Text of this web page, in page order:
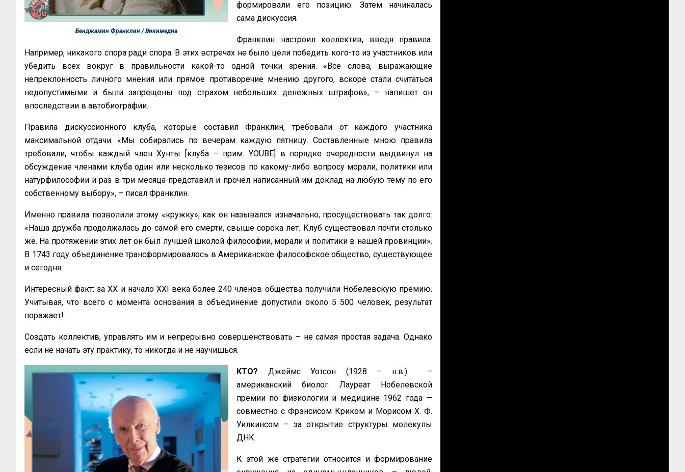
Бенджамин Франклин / Викимедиа
формировали его позицию. Затем начиналась
сама дискуссия.
Франклин настроил коллектив, введя правила.
Например, никакого спора ради спора. В этих встречах не было цели победить кого-то из участников или
убедить всех вокруг в правильности какой-то одной точки зрения. «Все слова, выражающие
непреклонность личного мнения или прямое противоречие мнению другого, вскоре стали считаться
недопустимыми и были запрещены под страхом небольших денежных штрафов», – напишет он
впоследствии в автобиографии.
Правила дискуссионного клуба, которые составил Франклин, требовали от каждого участника
максимальной отдачи. «Мы собирались по вечерам каждую пятницу. Составленные мною правила
требовали, чтобы каждый член Хунты [клуба – прим. YOUBE] в порядке очередности выдвинул на
обсуждение членами клуба один или несколько тезисов по какому-либо вопросу морали, политики или
натурфилософии и раз в три месяца представил и прочел написанный им доклад на любую тему по его
собственному выбору», – писал Франклин.
Именно правила позволили этому «кружку», как он назывался изначально, просуществовать так долго:
«Наша дружба продолжалась до самой его смерти, свыше сорока лет. Клуб существовал почти столько
же. На протяжении этих лет он был лучшей школой философии, морали и политики в нашей провинции».
В 1743 году объединение трансформировалось в Американское философское общество, существующее
и сегодня.
Интересный факт: за XX и начало XXI века более 240 членов общества получили Нобелевскую премию.
Учитывая, что всего с момента основания в объединение допустили около 5 500 человек, результат
поражает!
Создать коллектив, управлять им и непрерывно совершенствовать – не самая простая задача. Однако
если не начать эту практику, то никогда и не научишься.
КТО? Джеймс Уотсон (1928 – н.в.) –
американский биолог. Лауреат Нобелевской
премии по физиологии и медицине 1962 года —
совместно с Фрэнсисом Криком и Морисом Х. Ф.
Уилкинсом – за открытие структуры молекулы
ДНК.
К этой же стратегии относится и формирование